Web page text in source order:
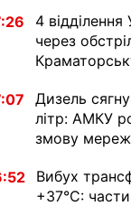
4
через
Дизель
літр: АМКУ
змову
Вибух
+37°C: